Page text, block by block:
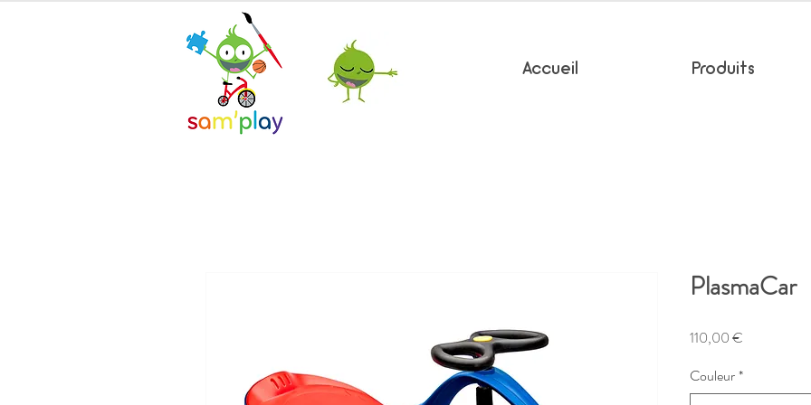
Accueil Produits
PlasmaCar
110,00 €
Couleur*